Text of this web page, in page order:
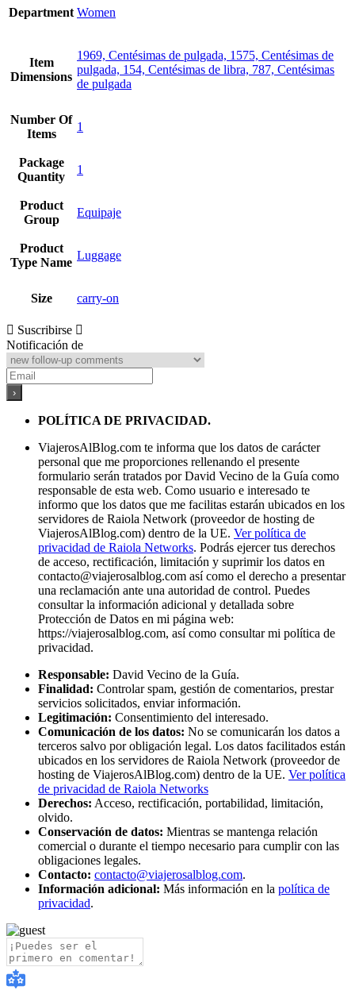
Department Women
Item
Dimensions
1969, Centésimas de pulgada, 1575, Centésimas de
pulgada, 154, Centésimas de libra, 787, Centésimas
de pulgada
Number Of
Items
1
Package
Quantity
1
Product
Group
Equipaje
Product
Type Name
Luggage
Size carry-on
Suscribirse
Notificación de
POLÍTICA DE PRIVACIDAD.
ViajerosAlBlog.com te informa que los datos de carácter
personal que me proporciones rellenando el presente
formulario serán tratados por David Vecino de la Guía como
responsable de esta web. Como usuario e interesado te
informo que los datos que me facilitas estarán ubicados en los
servidores de Raiola Network (proveedor de hosting de
ViajerosAlBlog.com) dentro de la UE. Ver política de
privacidad de Raiola Networks. Podrás ejercer tus derechos
de acceso, rectificación, limitación y suprimir los datos en
contacto@viajerosalblog.com así como el derecho a presentar
una reclamación ante una autoridad de control. Puedes
consultar la información adicional y detallada sobre
Protección de Datos en mi página web:
https://viajerosalblog.com, así como consultar mi política de
privacidad.
Responsable: David Vecino de la Guía.
Finalidad: Controlar spam, gestión de comentarios, prestar
servicios solicitados, enviar información.
Legitimación: Consentimiento del interesado.
Comunicación de los datos: No se comunicarán los datos a
terceros salvo por obligación legal. Los datos facilitados están
ubicados en los servidores de Raiola Network (proveedor de
hosting de ViajerosAlBlog.com) dentro de la UE. Ver política
de privacidad de Raiola Networks
Derechos: Acceso, rectificación, portabilidad, limitación,
olvido.
Conservación de datos: Mientras se mantenga relación
comercial o durante el tiempo necesario para cumplir con las
obligaciones legales.
Contacto: contacto@viajerosalblog.com.
Información adicional: Más información en la política de
privacidad.